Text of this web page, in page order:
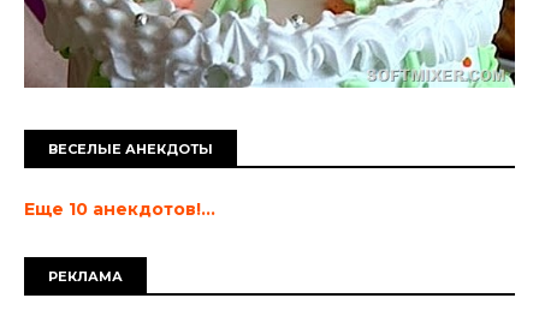
ВЕСЕЛЫЕ АНЕКДОТЫ
Еще 10 анекдотов!...
РЕКЛАМА